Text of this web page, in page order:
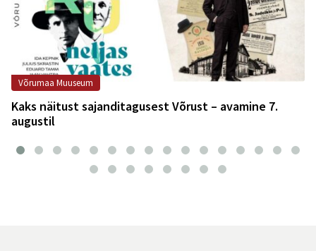
Võrumaa Muuseum
Kaks näitust sajanditagusest Võrust – avamine 7.
augustil